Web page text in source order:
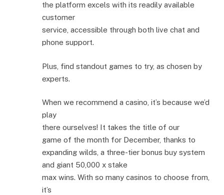
the platform excels with its readily available
customer
service, accessible through both live chat and
phone support.
Plus, find standout games to try, as chosen by
experts.
When we recommend a casino, it’s because we’d
play
there ourselves! It takes the title of our
game of the month for December, thanks to
expanding wilds, a three-tier bonus buy system
and giant 50,000 x stake
max wins. With so many casinos to choose from,
it’s